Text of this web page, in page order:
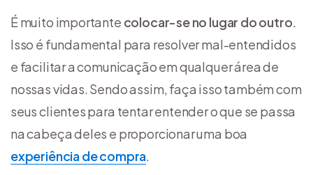
É muito importante colocar-se no lugar do outro.
Isso é fundamental para resolver mal-entendidos
e facilitar a comunicação em qualquer área de
nossas vidas. Sendo assim, faça isso também com
seus clientes para tentar entender o que se passa
na cabeça deles e proporcionar uma boa
experiência de compra.